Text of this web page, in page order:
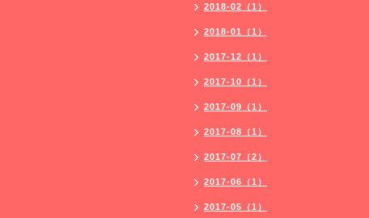
2018-02（1）
2018-01（1）
2017-12（1）
2017-10（1）
2017-09（1）
2017-08（1）
2017-07（2）
2017-06（1）
2017-05（1）